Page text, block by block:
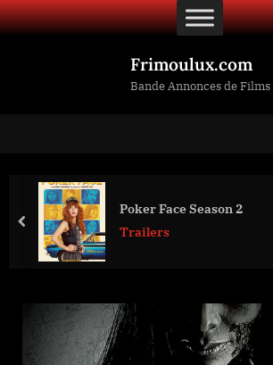
Skip
to
Frimoulux.com
Bande Annonces de Films
Poker Face Season 2
Trailers
prev